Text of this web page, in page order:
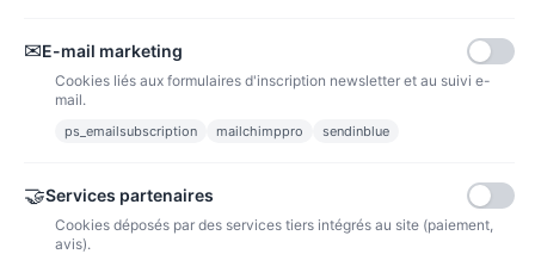
Liens utiles
Notre société
Newsletter
✉E-mail marketing
Cookies liés aux formulaires d'inscription newsletter et au suivi e-
mail.
ps_emailsubscription mailchimppro sendinblue
🤝Services partenaires
Cookies déposés par des services tiers intégrés au site (paiement,
avis).